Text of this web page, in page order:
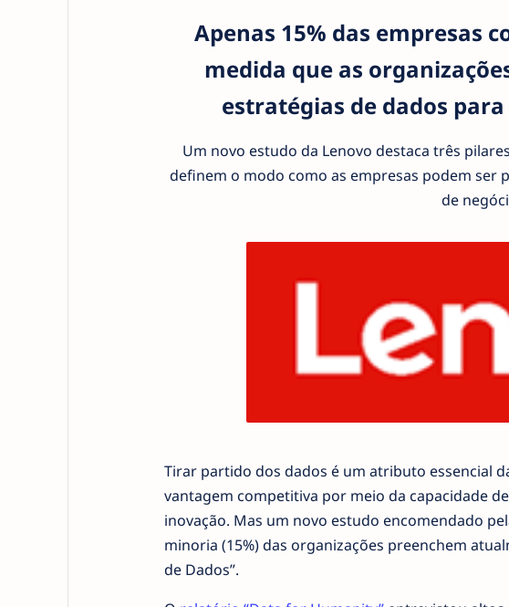
Apenas 15% das empresas
medida que as
estratégias de dados
Um novo estudo da Lenovo destaca três
definem o modo como as empresas podem ser
de
Tirar partido dos dados é um atributo essencial
vantagem competitiva por meio da capacidade
inovação. Mas um novo estudo encomendado
minoria (15%) das organizações preenchem
de Dados”.